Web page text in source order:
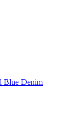
Blue Denim